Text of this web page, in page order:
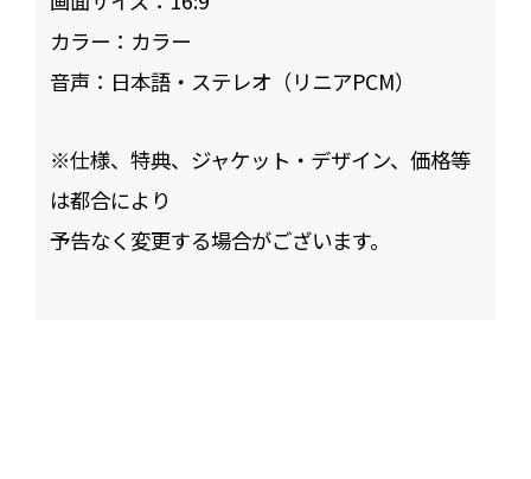
カラー： カラー
音声： 日本語・ステレオ（リニアPCM）
※仕様、特典、ジャケット・デザイン、価格等
は都合により
予告なく変更する場合がございます。